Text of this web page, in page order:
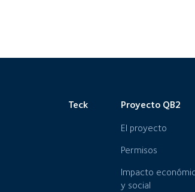
Teck Proyecto QB2
El proyecto
Permisos
Impacto
y social